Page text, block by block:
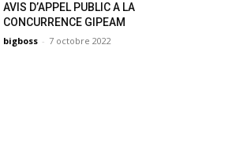
AVIS D’APPEL PUBLIC A LA
CONCURRENCE GIPEAM
bigboss - 7 octobre 2022